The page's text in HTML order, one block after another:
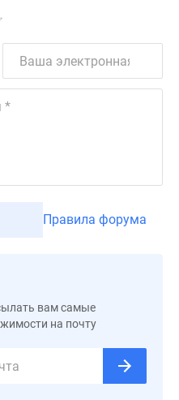
Правила форума
вам самые
на почту